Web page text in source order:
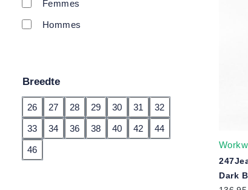
Femmes
Hommes
Breedte
26 27 28 29 30 31 32
33 34 36 38 40 42 44
46
Dark